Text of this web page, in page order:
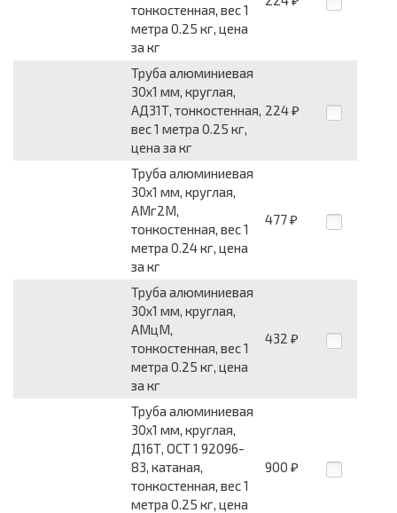
тонкостенная, вес 1
метра 0.25 кг, цена
за кг
Труба алюминиевая
30x1 мм, круглая,
АД31Т, тонкостенная,
вес 1 метра 0.25 кг,
цена за кг
224 ₽
Труба алюминиевая
30x1 мм, круглая,
АМг2М,
тонкостенная, вес 1
метра 0.24 кг, цена
за кг
477 ₽
Труба алюминиевая
30x1 мм, круглая,
АМцМ,
тонкостенная, вес 1
метра 0.25 кг, цена
за кг
432 ₽
Труба алюминиевая
30x1 мм, круглая,
Д16Т, ОСТ 1 92096-
83, катаная,
тонкостенная, вес 1
метра 0.25 кг, цена
900 ₽